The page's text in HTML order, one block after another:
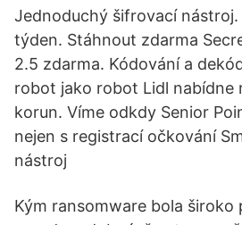
Jednoduchý šifrovací
týden. Stáhnout zdarma
2.5 zdarma. Kódování a
robot jako robot Lidl nabídne
korun. Víme odkdy Senior
nejen s registrací očkování
nástroj
Kým ransomware bola široko